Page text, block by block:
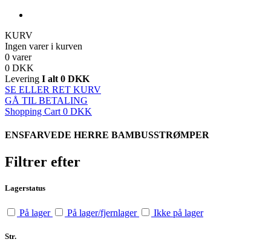
KURV
Ingen varer i kurven
0 varer
0 DKK
Levering I alt 0 DKK
SE ELLER RET KURV
GÅ TIL BETALING
Shopping Cart 0 DKK
ENSFARVEDE HERRE BAMBUSSTRØMPER
Filtrer efter
Lagerstatus
På lager På lager/fjernlager Ikke på lager
Str.